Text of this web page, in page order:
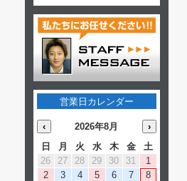
営業日カレンダー
‹ 2026年8月
›
日
月 火 水 木 金
土
26
27 28 29 30 31
1
2
3 4 5 6 7
8